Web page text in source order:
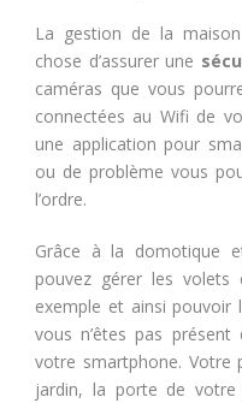
La gestion de la
chose d’assurer une
caméras que vous
connectées au Wifi de
une application pour
ou de problème vous
l’ordre.
Grâce à la domotique
pouvez gérer les volets
exemple et ainsi
vous n’êtes pas
votre smartphone. Votre
jardin, la porte de